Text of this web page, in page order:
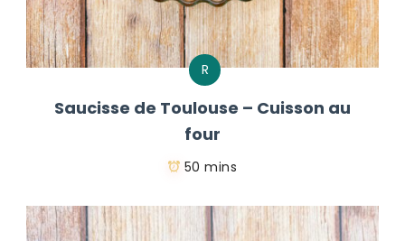
R
Saucisse de Toulouse – Cuisson au
four
50 mins